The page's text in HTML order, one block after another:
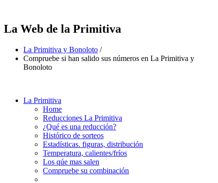
La Web de la Primitiva
La Primitiva y Bonoloto /
Compruebe si han salido sus números en La Primitiva y
Bonoloto
La Primitiva
Home
Reducciones La Primitiva
¿Qué es una reducción?
Histórico de sorteos
Estadísticas. figuras, distribución
Temperatura, calientes/fríos
Los qúe mas salen
Compruebe su combinación